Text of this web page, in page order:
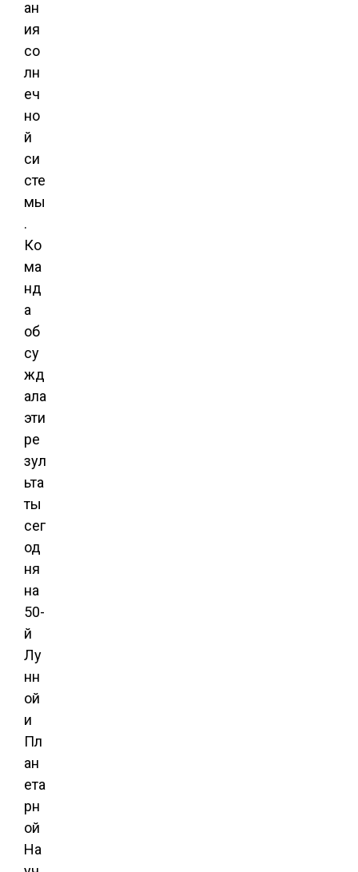
ан
ия
со
лн
еч
но
й
си
сте
мы
.
Ко
ма
нд
а
об
су
жд
ала
эти
ре
зул
ьта
ты
сег
од
ня
на
50-
й
Лу
нн
ой
и
Пл
ан
ета
рн
ой
На